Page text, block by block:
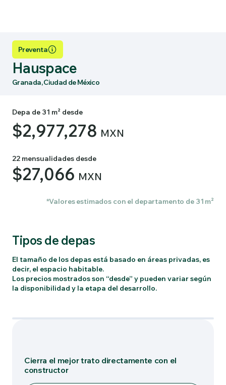
Preventa
Hauspace
Granada, Ciudad de México
Depa de 31 m² desde
$2,977,278 MXN
22 mensualidades desde
$27,066 MXN
*Valores estimados con el departamento de 31 m²
Tipos de depas
El tamaño de los depas está basado en áreas privadas, es
decir, el espacio habitable.
Los precios mostrados son “desde” y pueden variar según
la disponibilidad y la etapa del desarrollo.
Cierra el mejor trato directamente con el
constructor